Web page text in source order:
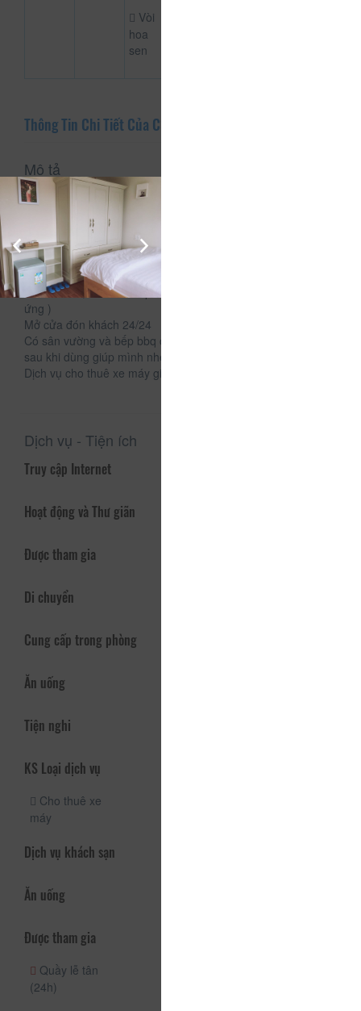
Vòi
hoa
sen
Thông Tin Chi Tiết Của CSLT Zili Home
Mô tả
CSLT Zili home tọa lạc tại 43 Phan Như Thạch, phường 1,
thành phố Đà Lạt.
Sự sạch sẽ từ phòng ốc mới xây , vệ sinh rất kĩ đem lại cảm
giác thoải mái yên tâm khi đi du lịch.
Giá cả thực sự rẻ so với 1 số nơi khác ( chỉ làm vì đam mê )
chỉ #200-
Nước suối , ủi đồ miễn phí ( sẽ tranh thủ nhất có thể để đáp
ứng )
Mở cửa đón khách 24/24
Có sân vường và bếp bbq các bạn có thể sử dụng ( dọn dẹp
sau khi dùng giúp mình nhé )
Dịch vụ cho thuê xe máy giá rẻ - giặt ủi sấy
Dịch vụ - Tiện ích
Truy cập Internet
Hoạt động và Thư giãn
Được tham gia
Di chuyển
Cung cấp trong phòng
Ăn uống
Tiện nghi
KS Loại dịch vụ
Cho thuê xe
máy
Dịch vụ khách sạn
Ăn uống
Được tham gia
Quầy lễ tân
(24h)